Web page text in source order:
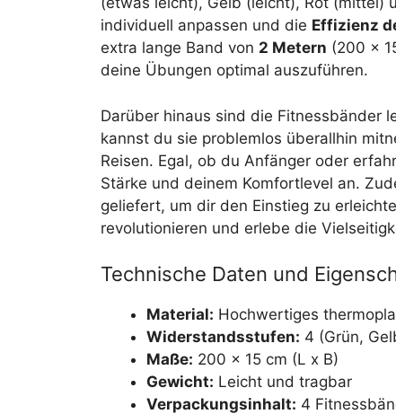
individuell anpassen und die Effizienz
extra lange Band von 2 Metern (200 x
deine Übungen optimal auszuführen.
Darüber hinaus sind die Fitnessbänder
kannst du sie problemlos überallhin
Reisen. Egal, ob du Anfänger oder
Stärke und deinem Komfortlevel an.
geliefert, um dir den Einstieg zu
revolutionieren und erlebe die
Technische Daten und
Material: Hochwertiges
Widerstandsstufen: 4 (Grün,
Maße: 200 x 15 cm (L x B)
Gewicht: Leicht und tragbar
Verpackungsinhalt: 4